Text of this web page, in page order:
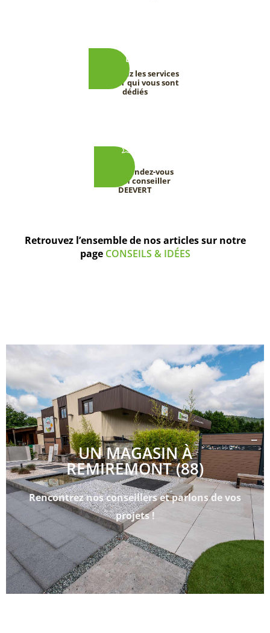
Découvrez les services
DEEVERT qui vous sont
dédiés
Prenez rendez-vous
avec un conseiller
DEEVERT
Retrouvez l’ensemble de nos articles sur notre
page CONSEILS & IDÉES
UN MAGASIN À
REMIREMONT (88)
Rencontrez nos conseillers et parlons de vos
projets !